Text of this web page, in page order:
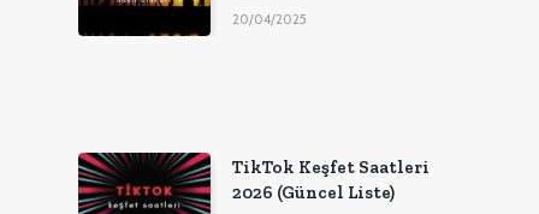
20/04/2025
TikTok Keşfet Saatleri
2026 (Güncel Liste)